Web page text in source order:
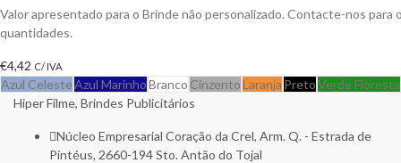
Valor apresentado para o Brinde não personalizado. Contacte-nos
quantidades.
€4,42 C/ IVA
Azul CelesteAzul MarinhoBranco CinzentoLaranja PretoVerde Floresta
Hiper Filme, Brindes Publicitários
Núcleo Empresarial Coração da Crel, Arm. Q. - Estrada de
Pintéus, 2660-194 Sto. Antão do Tojal